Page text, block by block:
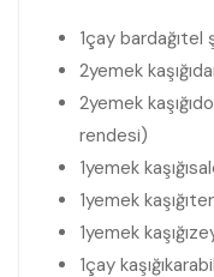
1çay bardağıtel
2yemek kaşığı
2yemek kaşığı
rendesi)
1yemek kaşığı
1yemek kaşığı
1yemek kaşığı
1çay kaşığı